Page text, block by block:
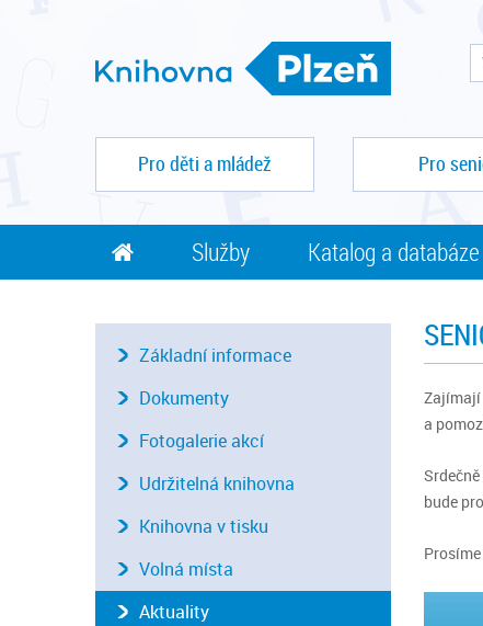
Pro děti a mládež Pro
Služby Katalog a databáze
Zajímají
a
bude
Základní informace
Dokumenty
Fotogalerie akcí
Udržitelná knihovna
Knihovna v tisku
Volná místa
Aktuality